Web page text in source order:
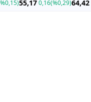
55,17 0,16(%0,29)64,42